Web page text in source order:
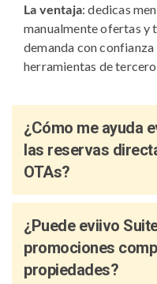
La ventaja: dedicas
manualmente ofertas y
demanda con
herramientas de
¿Cómo me ayuda
las reservas
OTAs?
¿Puede eviivo
promociones
propiedades?